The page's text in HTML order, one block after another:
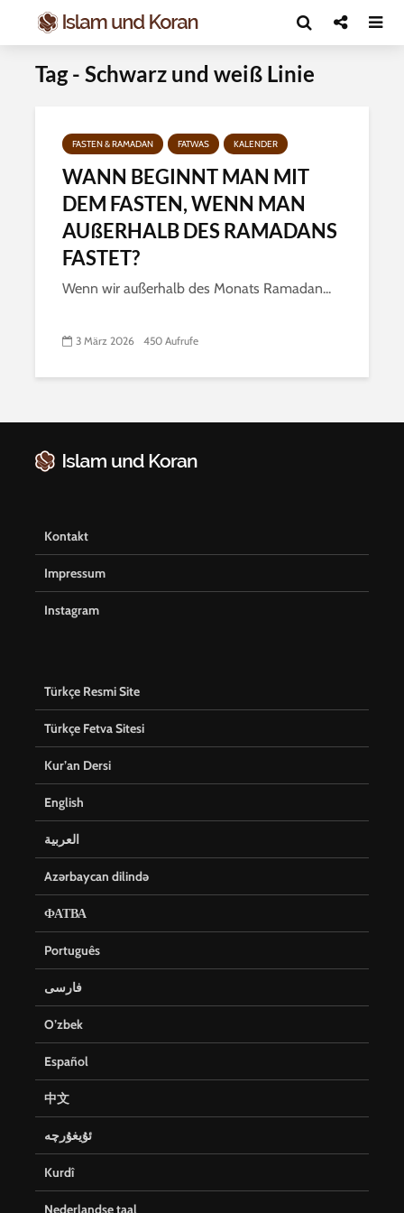
Tag - Schwarz und weiß Linie
FASTEN & RAMADAN FATWAS KALENDER
WANN BEGINNT MAN MIT
DEM FASTEN, WENN MAN
AUßERHALB DES RAMADANS
FASTET?
Wenn wir außerhalb des Monats Ramadan...
3 März 2026 450 Aufrufe
Kontakt
Impressum
Instagram
Türkçe Resmi Site
Türkçe Fetva Sitesi
Kur’an Dersi
English
العربية
Azərbaycan dilində
ФАТВА
Português
فارسی
O’zbek
Español
中文
ئۇيغۇرچە
Kurdî
Nederlandse taal